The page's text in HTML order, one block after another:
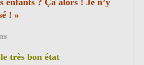
enfants ? Ça alors ! Je n’y
! »
très bon état